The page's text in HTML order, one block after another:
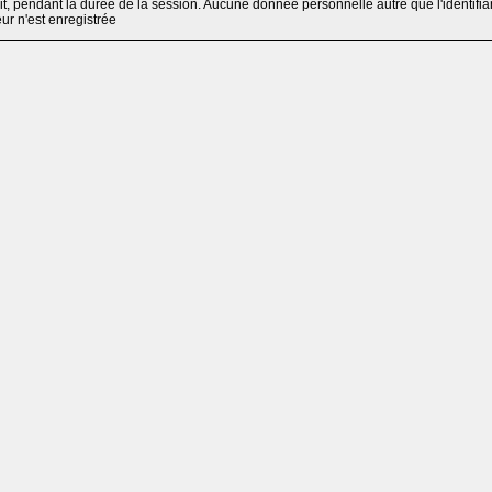
pendant la durée de la session. Aucune donnée personnelle autre que
n'est enregistrée